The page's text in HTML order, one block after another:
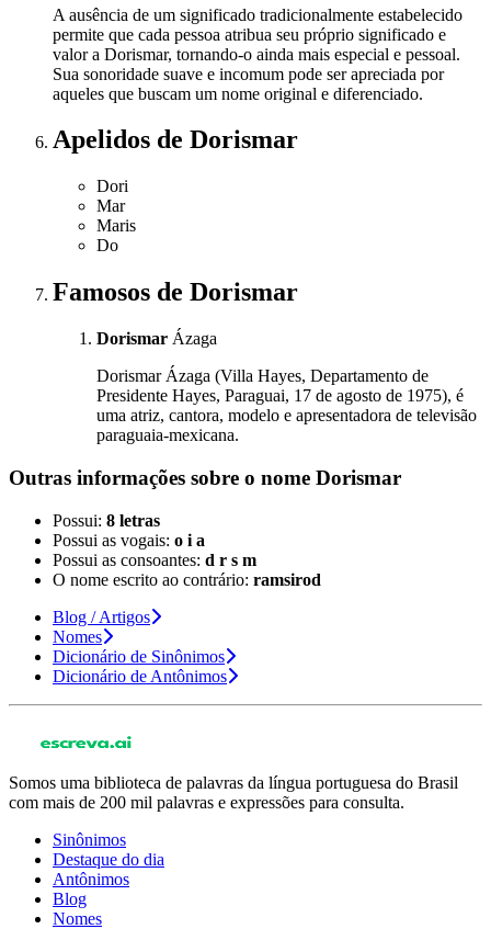
A ausência de um significado tradicionalmente estabelecido
permite que cada pessoa atribua seu próprio significado e
valor a Dorismar, tornando-o ainda mais especial e pessoal.
Sua sonoridade suave e incomum pode ser apreciada por
aqueles que buscam um nome original e diferenciado.
Apelidos de Dorismar
Dori
Mar
Maris
Do
Famosos de Dorismar
Dorismar Ázaga
Dorismar Ázaga (Villa Hayes, Departamento de
Presidente Hayes, Paraguai, 17 de agosto de 1975), é
uma atriz, cantora, modelo e apresentadora de televisão
paraguaia-mexicana.
Outras informações sobre o nome Dorismar
Possui: 8 letras
Possui as vogais: o i a
Possui as consoantes: d r s m
O nome escrito ao contrário: ramsirod
Blog / Artigos
Nomes
Dicionário de Sinônimos
Dicionário de Antônimos
Somos uma biblioteca de palavras da língua portuguesa do Brasil
com mais de 200 mil palavras e expressões para consulta.
Sinônimos
Destaque do dia
Antônimos
Blog
Nomes